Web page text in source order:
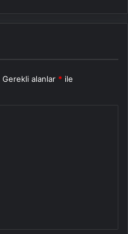
Gerekli alanlar * ile